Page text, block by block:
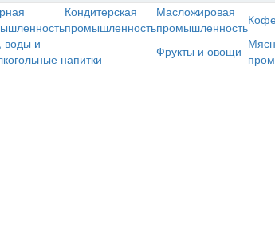
Кондитерская
промышленность
Масложировая
промышленность
воды и
напитки
Фрукты и овощи